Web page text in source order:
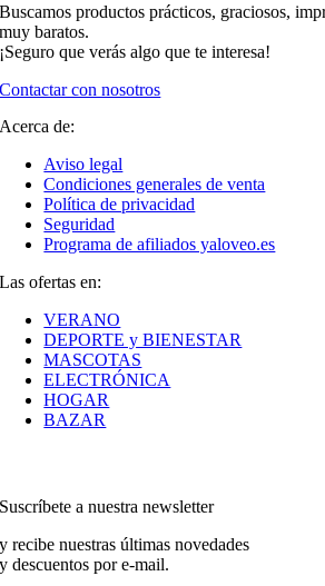
Buscamos productos prácticos, graciosos,
muy baratos.
¡Seguro que verás algo que te interesa!
Contactar con nosotros
Acerca de:
Aviso legal
Condiciones generales de venta
Política de privacidad
Seguridad
Programa de afiliados yaloveo.es
Las ofertas en:
VERANO
DEPORTE y BIENESTAR
MASCOTAS
ELECTRÓNICA
HOGAR
BAZAR
Suscríbete a nuestra newsletter
y recibe nuestras últimas novedades
y descuentos por e-mail.